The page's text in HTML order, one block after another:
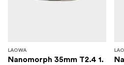
LAOWA
Nanomorph 35mm T2.4 1.